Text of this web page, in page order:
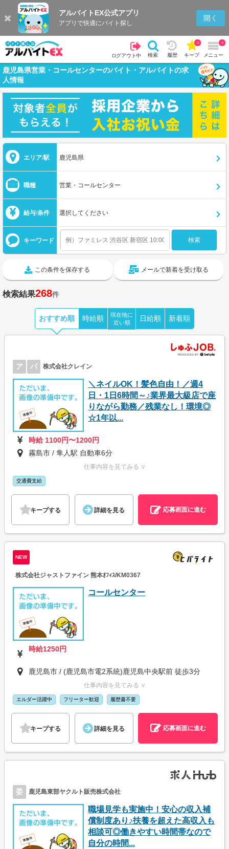
アルバイトEX公式アプリ
アプリで快適にバイト探し
開く
ログアウト中 検索 履歴 キープ
0
メニュー
0
鹿児島県営業・コールセンターのバイト・アルバイトの求
人情報
エリア/駅 鹿児島県
職種 営業・コールセンター
給与/条件 選択してください
キーワード
この条件を保存する メールで新着を受け取る
検索結果268件
おすすめ順 時給順
現在地に
近い順
日給順 新着順
ア パ 株式会社クレイン
＼ネイルOK！髪色自由！／週4
日・1日6時間～♪業界最大級店で座
りながら勤務／残業なし！環境◎
☆1年以...
時給 1100円〜1200円
霧島市 / 隼人駅 自動車6分
仕事内容を見てみる ∨
交通費支給
キープする 詳細を見る 応募画面に進む
NEW
株式会社ジャストファイン 熊本ｵﾌｨｽ/KM0367
コールセンター
時給1250円
鹿児島市 / (鹿児島市電2系統)鹿児島中央駅前 徒歩3分
仕事内容を見てみる ∨
エルダー活躍中 フリーター歓迎 履歴書不要
キープする 詳細を見る 応募画面に進む
委 鹿児島東部ヤクルト販売株式会社
職場見学も実施中！安心の収入補
償制度あり♪扶養を超えた高収入も
相談可◎働きやすい時間帯なので
自分の時間...